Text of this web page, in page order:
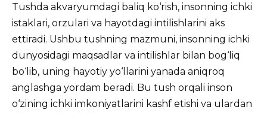
Tushda akvaryumdagi baliq ko‘rish, insonning ichki
istaklari, orzulari va hayotdagi intilishlarini aks
ettiradi. Ushbu tushning mazmuni, insonning ichki
dunyosidagi maqsadlar va intilishlar bilan bog‘liq
bo‘lib, uning hayotiy yo‘llarini yanada aniqroq
anglashga yordam beradi. Bu tush orqali inson
o‘zining ichki imkoniyatlarini kashf etishi va ulardan